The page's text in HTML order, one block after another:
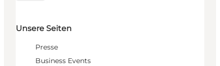
Unsere Seiten
Presse
Business Events